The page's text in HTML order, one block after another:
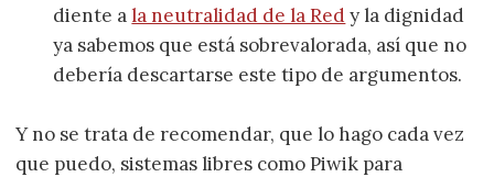
diente ala neutralidad de la Redy la dignidad
ya sabemos que está sobrevalorada, así que no
debería descartarse este tipo de argumentos.
Y no se trata de recomendar, que lo hago cada vez
que puedo, sistemas libres como Piwik para